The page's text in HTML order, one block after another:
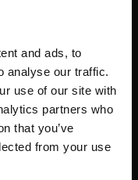
and ads, to
analyse our traffic.
use of our site with
partners who
that you’ve
from your use
linnaosa,